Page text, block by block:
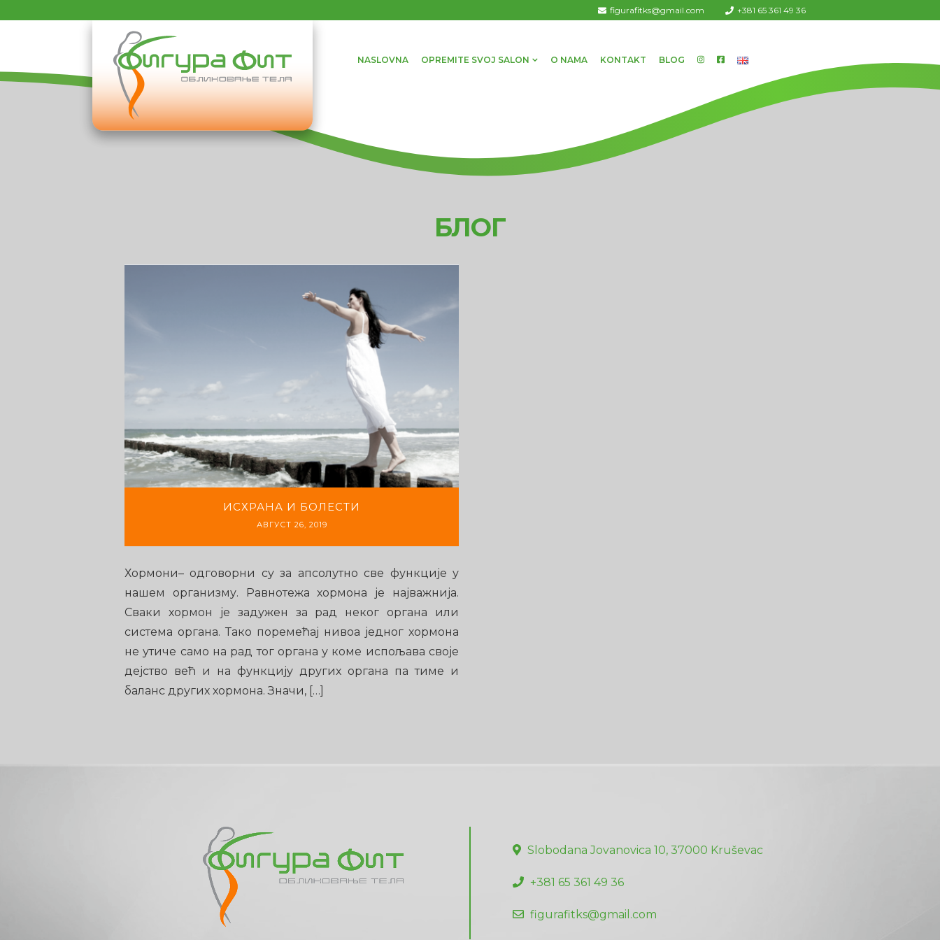
+381 65 361 49 36
figurafitks@gmail.com
NASLOVNA OPREMITE SVOJ SALON O NAMA KONTAKT BLOG
БЛОГ
ИСХРАНА И БОЛЕСТИ
АВГУСТ 26, 2019
Хормони– одговорни су за апсолутно све функције у
нашем организму. Равнотежа хормона је најважнија.
Сваки хормон је задужен за рад неког органа или
система органа. Тако поремећај нивоа једног хормона
не утиче само на рад тог органа у коме испољава своје
дејство већ и на функцију других органа па тиме и
баланс других хормона. Значи, […]
Slobodana Jovanovica 10, 37000 Kruševac
+381 65 361 49 36
figurafitks@gmail.com